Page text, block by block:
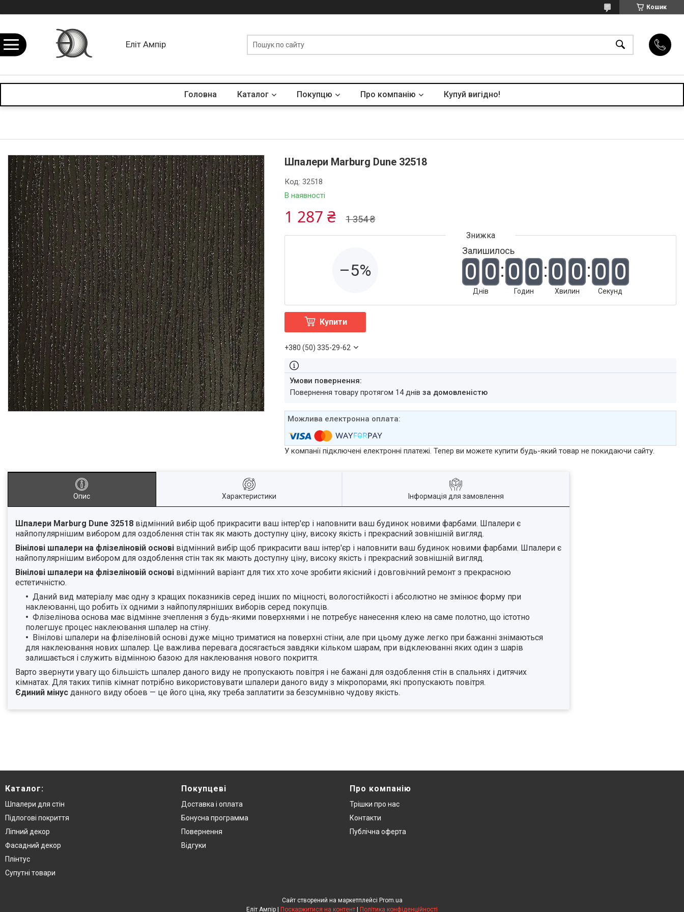
Кошик
Еліт Ампір
Головна Каталог Покупцю Про компанію Купуй вигідно!
Шпалери Marburg Dune 32518
В наявності
Код:32518
1 354 ₴
1 287 ₴
–5%
Залишилось
0 0
Днів
0 0
Годин
0 0
Хвилин
0 0
Секунд
Купити
+380 (50) 335-29-62
повернення товару протягом 14 днівза домовленістю
У компанії підключені електронні платежі. Тепер ви можете купити будь-який товар не покидаючи сайту.
Опис Характеристики Інформація для замовлення
Шпалери Marburg Dune 32518 відмінний вибір щоб прикрасити ваш інтер'єр і наповнити ваш будинок новими фарбами. Шпалери є
найпопулярнішим вибором для оздоблення стін так як мають доступну ціну, високу якість і прекрасний зовнішній вигляд.
Вінілові шпалери на флізеліновій основі відмінний вибір щоб прикрасити ваш інтер'єр і наповнити ваш будинок новими фарбами. Шпалери є
найпопулярнішим вибором для оздоблення стін так як мають доступну ціну, високу якість і прекрасний зовнішній вигляд.
Вінілові шпалери на флізеліновій основі відмінний варіант для тих хто хоче зробити якісний і довговічний ремонт з прекрасною
естетичністю.
Даний вид матеріалу має одну з кращих показників серед інших по міцності, вологостійкості і абсолютно не змінює форму при
наклеюванні, що робить їх одними з найпопулярніших виборів серед покупців.
Флізелінова основа має відмінне зчеплення з будь-якими поверхнями і не потребує нанесення клею на саме полотно, що істотно
полегшує процес наклеювання шпалер на стіну.
Вінілові шпалери на флізеліновій основі дуже міцно триматися на поверхні стіни, але при цьому дуже легко при бажанні знімаються
для наклеювання нових шпалер. Це важлива перевага досягається завдяки кільком шарам, при відклеюванні яких один з шарів
залишається і служить відмінною базою для наклеювання нового покриття.
Варто звернути увагу що більшість шпалер даного виду не пропускають повітря і не бажані для оздоблення стін в спальнях і дитячих
кімнатах. Для таких типів кімнат потрібно використовувати шпалери даного виду з мікропорами, які пропускають повітря.
Єдиний мінус данного виду обоев — це його ціна, яку треба заплатити за безсумнівно чудову якість.
Каталог:
Шпалери для стін
Підлогові покриття
Ліпний декор
Фасадний декор
Плінтус
Супутні товари
Покупцеві
Доставка і оплата
Бонусна программа
Повернення
Відгуки
Про компанію
Трішки про нас
Контакти
Публічна оферта
Сайт створений на маркетплейсі Prom.ua
Поскаржитися на контент Політика конфіденційності